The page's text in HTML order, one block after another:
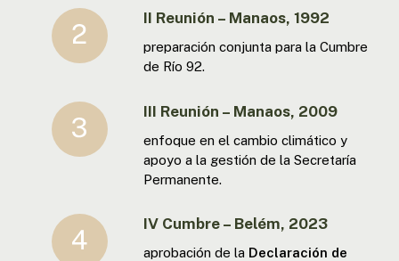
II Reunión – Manaos, 1992
preparación conjunta para la Cumbre
de Río 92.
III Reunión – Manaos, 2009
enfoque en el cambio climático y
apoyo a la gestión de la Secretaría
Permanente.
IV Cumbre – Belém, 2023
aprobación de la Declaración de